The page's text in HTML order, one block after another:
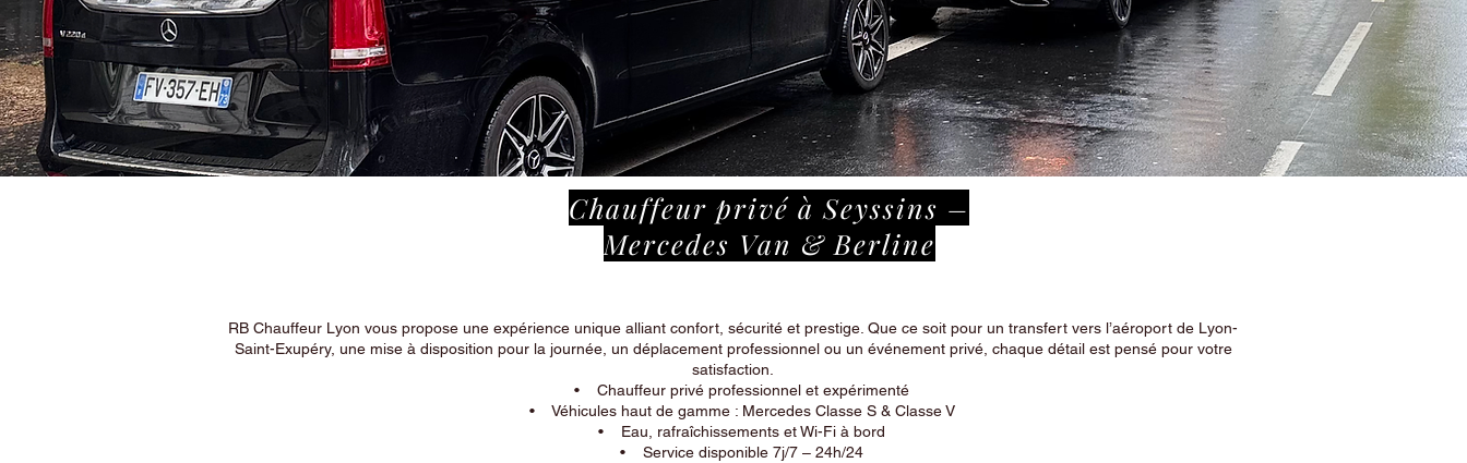
Chauffeur privé à Seyssins –
Mercedes Van & Berline
RB Chauffeur Lyon vous propose une expérience unique alliant confort, sécurité et prestige. Que ce soit pour un transfert vers l’aéroport de Lyon-
Saint-Exupéry, une mise à disposition pour la journée, un déplacement professionnel ou un événement privé, chaque détail est pensé pour votre
satisfaction.
• Chauffeur privé professionnel et expérimenté
• Véhicules haut de gamme : Mercedes Classe S & Classe V
• Eau, rafraîchissements et Wi-Fi à bord
• Service disponible 7j/7 – 24h/24